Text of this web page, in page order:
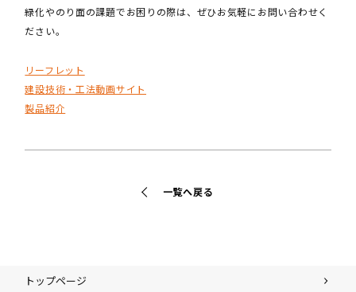
緑化やのり面の課題でお困りの際は、ぜひお気軽にお問い合わせく
ださい。
リーフレット
建設技術・工法動画サイト
製品紹介
一覧へ戻る
トップページ